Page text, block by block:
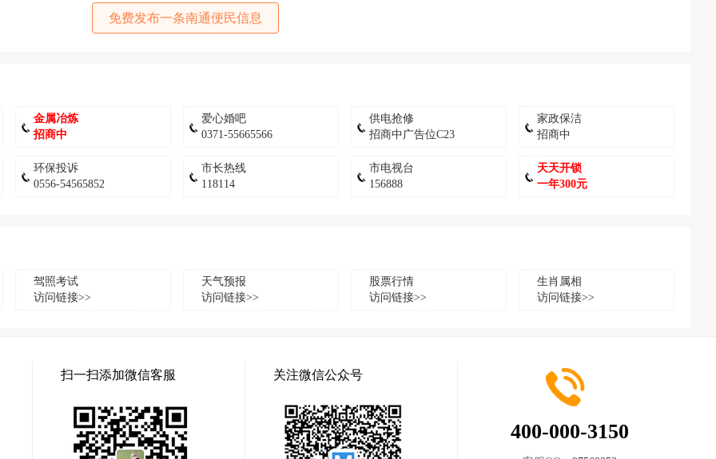
免费发布一条南通便民信息
金属冶炼
招商中
爱心婚吧
0371-55665566
供电抢修
招商中广告位C23
家政保洁
招商中
环保投诉
0556-54565852
市长热线
118114
市电视台
156888
天天开锁
一年300元
驾照考试
访问链接>>
天气预报
访问链接>>
股票行情
访问链接>>
生肖属相
访问链接>>
扫一扫添加微信客服 关注微信公众号
400-000-3150